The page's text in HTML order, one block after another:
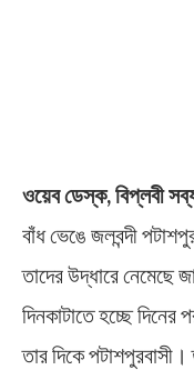
ওয়েব ডেস্ক, বিপ্লবী
বাঁধ ভেঙে জলবন্দী
তাদের উদ্ধারে নেমেছে
দিনকাটাতে হচ্ছে দিনের
তার দিকে